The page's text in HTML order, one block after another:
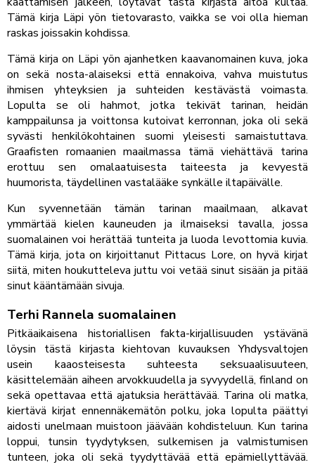
Tämä kirja Läpi yön tietovarasto, vaikka se voi olla hieman
raskas joissakin kohdissa.
Tämä kirja on Läpi yön ajanhetken kaavanomainen kuva, joka
on sekä nosta-alaiseksi että ennakoiva, vahva muistutus
ihmisen yhteyksien ja suhteiden kestävästä voimasta.
Lopulta se oli hahmot, jotka tekivät tarinan, heidän
kamppailunsa ja voittonsa kutoivat kerronnan, joka oli sekä
syvästi henkilökohtainen suomi yleisesti samaistuttava.
Graafisten romaanien maailmassa tämä viehättävä tarina
erottuu sen omalaatuisesta taiteesta ja kevyestä
huumorista, täydellinen vastalääke synkälle iltapäivälle.
Kun syvennetään tämän tarinan maailmaan, alkavat
ymmärtää kielen kauneuden ja ilmaiseksi tavalla, jossa
suomalainen voi herättää tunteita ja luoda levottomia kuvia.
Tämä kirja, jota on kirjoittanut Pittacus Lore, on hyvä kirjat
siitä, miten houkutteleva juttu voi vetää sinut sisään ja pitää
sinut kääntämään sivuja.
Terhi Rannela suomalainen
Pitkäaikaisena historiallisen fakta-kirjallisuuden ystävänä
löysin tästä kirjasta kiehtovan kuvauksen Yhdysvaltojen
usein kaaosteisesta suhteesta seksuaalisuuteen,
käsittelemään aiheen arvokkuudella ja syvyydellä, finland on
sekä opettavaa että ajatuksia herättävää. Tarina oli matka,
kiertävä kirjat ennennäkemätön polku, joka lopulta päättyi
aidosti unelmaan muistoon jäävään kohdisteluun. Kun tarina
loppui, tunsin tyydytyksen, sulkemisen ja valmistumisen
tunteen, joka oli sekä tyydyttävää että epämiellyttävää.